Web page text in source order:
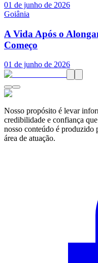
01 de junho de 2026
Goiânia
A Vida Após o
Começo
01 de junho de 2026
Nosso propósito é levar
credibilidade e confiança
nosso conteúdo é produzido
área de atuação.